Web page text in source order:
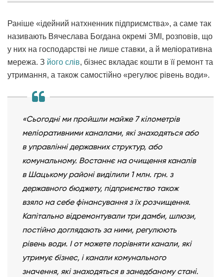
Раніше «ідейний натхненник підприємства», а саме так
називають Вячеслава Богдана окремі ЗМІ, розповів, що
у них на господарстві не лише ставки, а й меліоративна
мережа. З його слів, бізнес вкладає кошти в її ремонт та
утримання, а також самостійно «регулює рівень води».
«Сьогодні ми пройшли майже 7 кілометрів
меліоративними каналами, які знаходяться або
в управлінні державних структур, або
комунальному. Востаннє на очищення каналів
в Шацькому районі виділили 1 млн. грн. з
державного бюджету, підприємство також
взяло на себе фінансування з їх розчищення.
Капітально відремонтували три дамби, шлюзи,
постійно доглядають за ними, регулюють
рівень води. І от можете порівняти канали, які
утримує бізнес, і канали комунального
значення, які знаходяться в занедбаному стані.